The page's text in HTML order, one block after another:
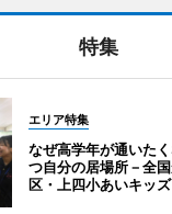
特集
エリア特集
なぜ高学年が通いた
つ自分の居場所－全
区・上四小あいキッズ